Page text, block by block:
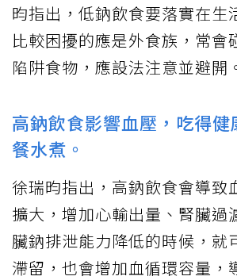
昀指出，低鈉飲食要落實在生
比較困擾的應是外食族，常會
陷阱食物，應設法注意並避開
高鈉飲食影響血壓，吃得
餐水煮。
徐瑞昀指出，高鈉飲食會導致
擴大，增加心輸出量、腎臟過
臟鈉排泄能力降低的時候，就
滯留，也會增加血循環容量，